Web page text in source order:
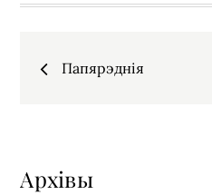
Навігацыя
запісах
Папярэднiя
Архiвы